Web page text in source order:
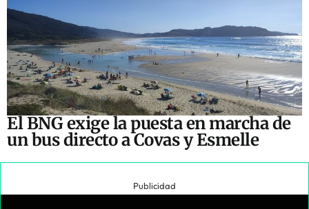
El BNG exige la puesta en marcha de
un bus directo a Covas y Esmelle
Publicidad